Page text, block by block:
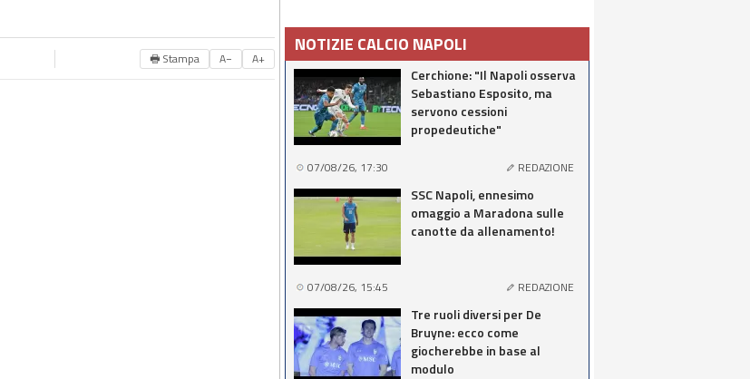
🖶 Stampa A− A+
NOTIZIE CALCIO NAPOLI
Cerchione: "Il Napoli osserva
Sebastiano Esposito, ma
servono cessioni
propedeutiche"
07/08/26, 17:30 REDAZIONE
SSC Napoli, ennesimo
omaggio a Maradona sulle
canotte da allenamento!
07/08/26, 15:45 REDAZIONE
Tre ruoli diversi per De
Bruyne: ecco come
giocherebbe in base al
modulo